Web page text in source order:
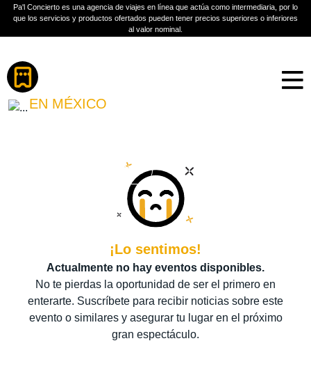
Pa'l Concierto es una agencia de viajes en línea que actúa como intermediaria, por lo
que los servicios y productos ofertados pueden tener precios superiores o inferiores
al valor nominal.
TORREBLANCA
EN MÉXICO
Más información
¡Lo sentimos!
Actualmente no hay eventos disponibles.
No te pierdas la oportunidad de ser el primero en
enterarte. Suscríbete para recibir noticias sobre este
evento o similares y asegurar tu lugar en el próximo
gran espectáculo.